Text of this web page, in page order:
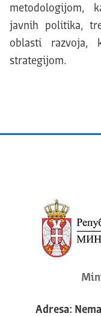
metodologijom,
javnih politika,
oblasti razvoja,
strategijom.
Adresa: